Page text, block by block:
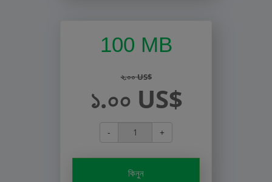
100 MB
২.০০ US$
১.০০ US$
- +
কিনুন